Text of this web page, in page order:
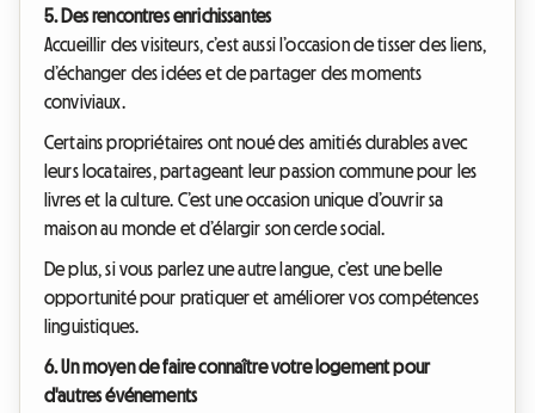
5. Des rencontres enrichissantes
Accueillir des visiteurs, c’est aussi l’occasion de tisser des liens,
d’échanger des idées et de partager des moments
conviviaux.
Certains propriétaires ont noué des amitiés durables avec
leurs locataires, partageant leur passion commune pour les
livres et la culture. C’est une occasion unique d’ouvrir sa
maison au monde et d’élargir son cercle social.
De plus, si vous parlez une autre langue, c’est une belle
opportunité pour pratiquer et améliorer vos compétences
linguistiques.
6. Un moyen de faire connaître votre logement pour
d'autres événements